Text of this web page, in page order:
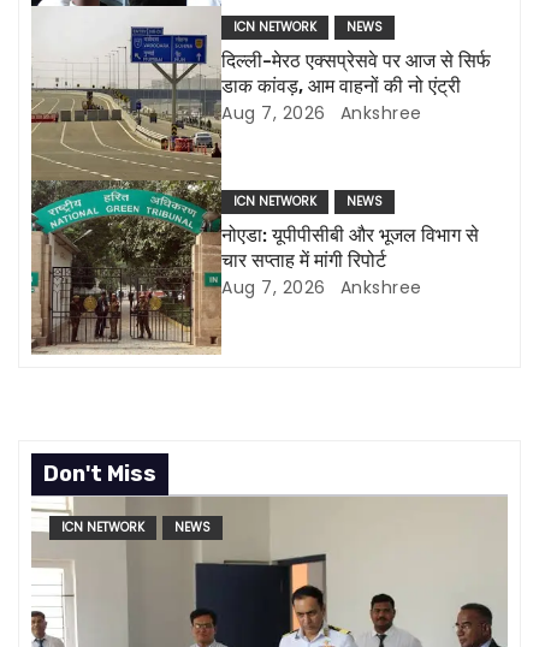
g
a
t
i
o
n
ICN NETWORK NEWS
दिल्ली-मेरठ एक्सप्रेसवे पर आज से सिर्फ
डाक कांवड़, आम वाहनों की नो एंट्री
Aug 7, 2026 Ankshree
ICN NETWORK NEWS
नोएडा: यूपीपीसीबी और भूजल विभाग से
चार सप्ताह में मांगी रिपोर्ट
Aug 7, 2026 Ankshree
Don't Miss
ICN NETWORK NEWS